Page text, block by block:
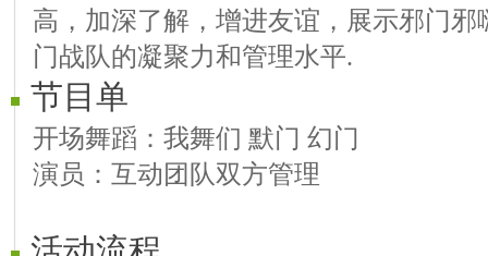
高，加深了解，增进友谊，展示邪门
门战队的凝聚力和管理水平.
节目单
开场舞蹈：我舞们 默门 幻门
演员：互动团队双方管理